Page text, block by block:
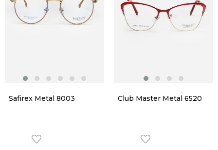
Safirex Metal 8003 Club Master Metal 6520